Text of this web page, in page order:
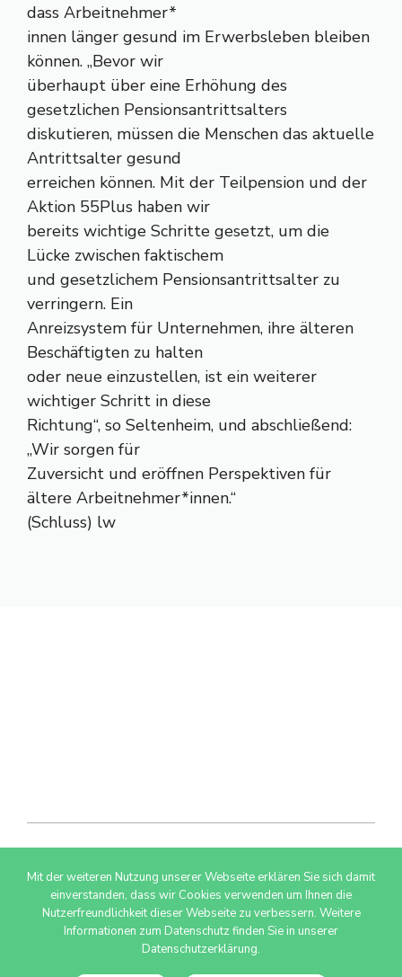
dass Arbeitnehmer*
innen länger gesund im Erwerbsleben bleiben
können. „Bevor wir
überhaupt über eine Erhöhung des
gesetzlichen Pensionsantrittsalters
diskutieren, müssen die Menschen das aktuelle
Antrittsalter gesund
erreichen können. Mit der Teilpension und der
Aktion 55Plus haben wir
bereits wichtige Schritte gesetzt, um die
Lücke zwischen faktischem
und gesetzlichem Pensionsantrittsalter zu
verringern. Ein
Anreizsystem für Unternehmen, ihre älteren
Beschäftigten zu halten
oder neue einzustellen, ist ein weiterer
wichtiger Schritt in diese
Richtung“, so Seltenheim, und abschließend:
„Wir sorgen für
Zuversicht und eröffnen Perspektiven für
ältere Arbeitnehmer*innen.“
(Schluss) lw
© 2026 AdSimple GmbH
Mit der weiteren Nutzung unserer Webseite erklären Sie sich damit
einverstanden, dass wir Cookies verwenden um Ihnen die
Nutzerfreundlichkeit dieser Webseite zu verbessern. Weitere
Informationen zum Datenschutz finden Sie in unserer
Datenschutzerklärung.